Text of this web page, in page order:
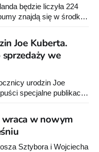
będzie liczyła 224
znajdą się w środku i
Joe Kuberta.
we
urodzin Joe
specjalne publikacje
urodzin.
wraca w nowym
Sztybora i Wojciecha